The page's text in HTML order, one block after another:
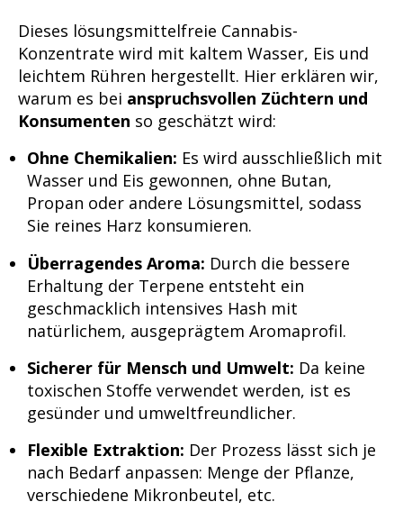
Dieses lösungsmittelfreie Cannabis-
Konzentrate wird mit kaltem Wasser, Eis und
leichtem Rühren hergestellt. Hier erklären wir,
warum es bei anspruchsvollen Züchtern und
Konsumenten so geschätzt wird:
Ohne Chemikalien: Es wird ausschließlich mit
Wasser und Eis gewonnen, ohne Butan,
Propan oder andere Lösungsmittel, sodass
Sie reines Harz konsumieren.
Überragendes Aroma: Durch die bessere
Erhaltung der Terpene entsteht ein
geschmacklich intensives Hash mit
natürlichem, ausgeprägtem Aromaprofil.
Sicherer für Mensch und Umwelt: Da keine
toxischen Stoffe verwendet werden, ist es
gesünder und umweltfreundlicher.
Flexible Extraktion: Der Prozess lässt sich je
nach Bedarf anpassen: Menge der Pflanze,
verschiedene Mikronbeutel, etc.